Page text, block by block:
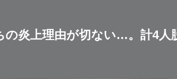
の炎上理由が切ない…。計4人